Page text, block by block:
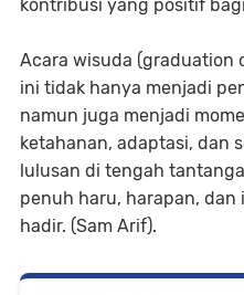
kontribusi yang positif
Acara wisuda (graduation
ini tidak hanya menjadi
namun juga menjadi
ketahanan, adaptasi, dan
lulusan di tengah
penuh haru, harapan, dan
hadir. (Sam Arif).